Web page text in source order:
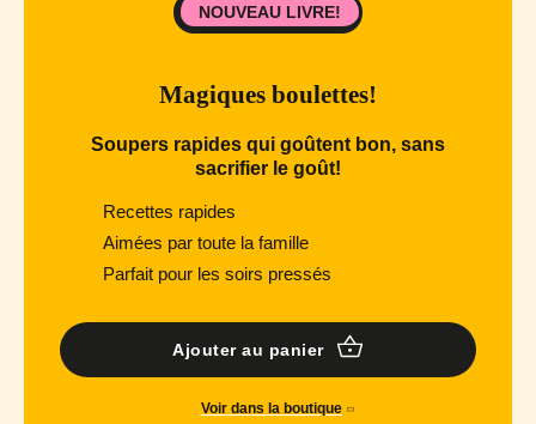
Magiques boulettes!
Soupers rapides qui goûtent bon, sans
sacrifier le goût!
Recettes rapides
Aimées par toute la famille
Parfait pour les soirs pressés
Ajouter au panier
Voir dans la boutique
NOUVEAU LIVRE!